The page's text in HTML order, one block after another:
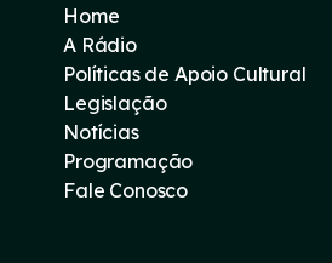
Home
A Rádio
Políticas de Apoio Cultural
Legislação
Notícias
Programação
Fale Conosco